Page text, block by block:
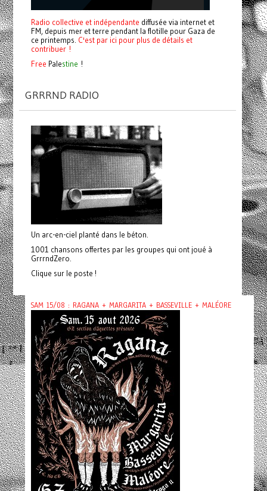
Radio collective et indépendante diffusée via internet et
FM, depuis mer et terre pendant la flotille pour Gaza de
ce printemps. C'est par ici pour plus de détails et
contribuer !
Free Palestine !
GRRRND RADIO
Un arc-en-ciel planté dans le béton.
1001 chansons offertes par les groupes qui ont joué à
GrrrndZero.
Clique sur le poste !
SAM 15/08 : RAGANA + MARGARITA + BASSEVILLE + MALÉORE